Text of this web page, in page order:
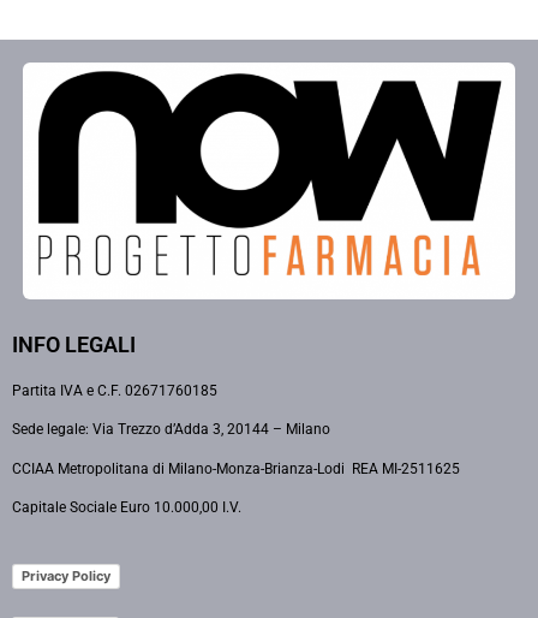
INFO LEGALI
Partita IVA e C.F. 02671760185
Sede legale: Via Trezzo d’Adda 3, 20144 – Milano
CCIAA Metropolitana di Milano-Monza-Brianza-Lodi REA MI-2511625
Capitale Sociale Euro 10.000,00 I.V.
Privacy Policy